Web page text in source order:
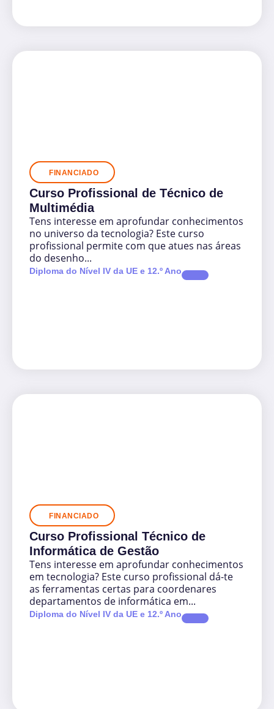
FINANCIADO
Curso Profissional de Técnico de
Multimédia
Tens interesse em aprofundar conhecimentos
no universo da tecnologia? Este curso
profissional permite com que atues nas áreas
do desenho...
Diploma do Nível IV da UE e 12.º Ano
FINANCIADO
Curso Profissional Técnico de
Informática de Gestão
Tens interesse em aprofundar conhecimentos
em tecnologia? Este curso profissional dá-te
as ferramentas certas para coordenares
departamentos de informática em...
Diploma do Nível IV da UE e 12.º Ano